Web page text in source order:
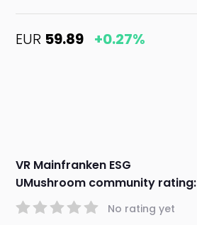
EUR 59.89 +0.27%
VR Mainfranken ESG
UMushroom community rating:
No rating yet